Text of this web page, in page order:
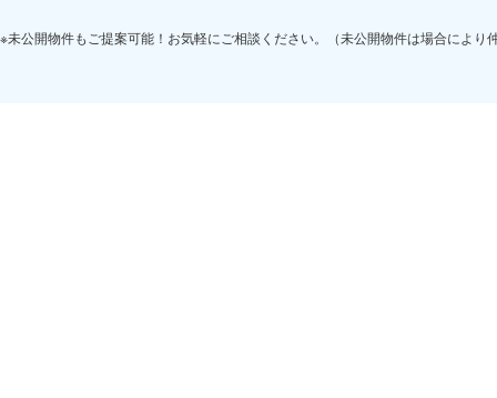
※未公開物件もご提案可能！お気軽にご相談ください。（未公開物件は場合により